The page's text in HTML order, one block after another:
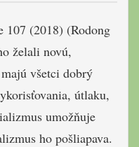
107 (2018) (Rodong
želali novú,
všetci dobrý
útlaku,
umožňuje
ho pošliapava.